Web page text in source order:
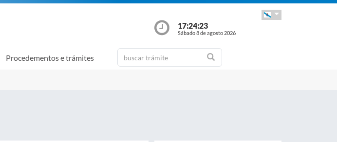
17:24:23
Sábado 8 de agosto 2026
Procedementos e trámites